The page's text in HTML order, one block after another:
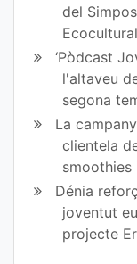
del
Ecocultural
‘Pòdcast
l'altaveu
segona
La
clientela
smoothies
Dénia
joventut
projecte